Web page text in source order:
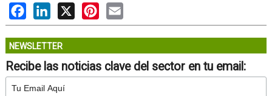
FacebookLinkedIn
X PinterestEmail
NEWSLETTER
Recibe las noticias clave del sector en tu email: